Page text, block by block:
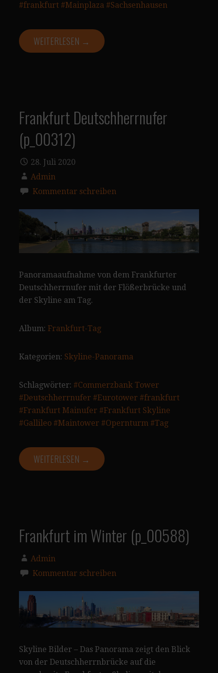
#frankfurt #Mainplaza #Sachsenhausen
WEITERLESEN →
Frankfurt Deutschherrnufer
(p_00312)
28. Juli 2020
Admin
Kommentar schreiben
Panoramaaufnahme von dem Frankfurter
Deutschherrnufer mit der Flößerbrücke und
der Skyline am Tag.
Album: Frankfurt-Tag
Kategorien: Skyline-Panorama
Schlagwörter: #Commerzbank Tower
#Deutschherrnufer #Eurotower #frankfurt
#Frankfurt Mainufer #Frankfurt Skyline
#Gallileo #Maintower #Opernturm #Tag
WEITERLESEN →
Frankfurt im Winter (p_00588)
Admin
Kommentar schreiben
Skyline Bilder – Das Panorama zeigt den Blick
von der Deutschherrnbrücke auf die